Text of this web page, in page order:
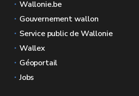
Wallonie.be
Gouvernement wallon
Service public de Wallonie
Wallex
Géoportail
Jobs